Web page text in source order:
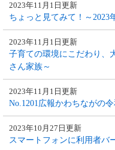
ちょっと見てみて！～2023
2023年11月1日更新
子育ての環境にこだわり、
さん家族～
2023年11月1日更新
No.1201広報かわちながの
2023年11月1日更新
スマートフォンに利用者バ
2023年10月27日更新